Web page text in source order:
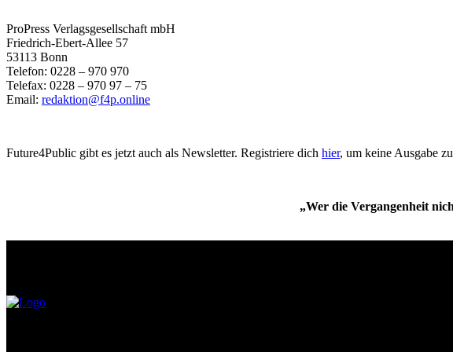
ProPress Verlagsgesellschaft mbH
Friedrich-Ebert-Allee 57
53113 Bonn
Telefon: 0228 – 970 970
Telefax: 0228 – 970 97 – 75
Email: redaktion@f4p.online
Future4Public gibt es jetzt auch als Newsletter. Registriere dich hier, um keine Ausgabe
„Wer die Vergangenheit